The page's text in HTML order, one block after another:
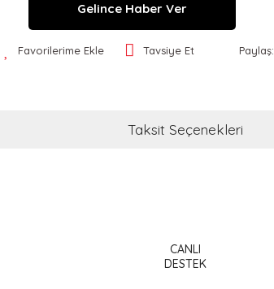
Gelince Haber Ver
Favorilerime Ekle Tavsiye Et Paylaş:
Taksit Seçenekleri
CANLI
DESTEK